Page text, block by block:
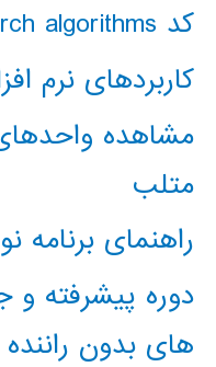
کد classical AI search algorithms
کاربردهای نرم
مشاهده
متلب
راهنمای برنامه
دوره پیشرفته
های بدون راننده